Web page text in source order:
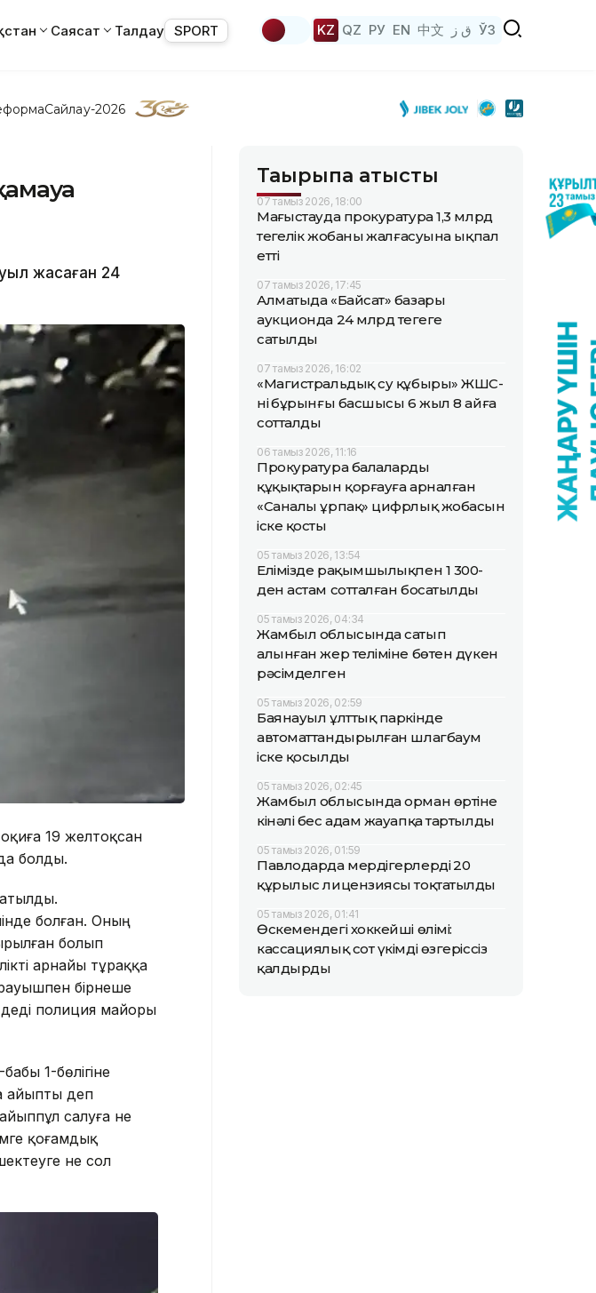
Саясат Талдау SPORT KZ QZ РУ EN 中文 ق ز ЎЗ
Сайлау-2026
жасаған 24
19 желтоқсан
болды.
болған. Оның
болып
арнайы тұраққа
бірнеше
полиция майоры
1-бөлігіне
айыпты деп
салуға не
қоғамдық
не сол
Тақырыпқа қатысты
07 тамыз 2026, 18:00
Маңғыстауда прокуратура 1,3 млрд
теңгелік жобаның жалғасуына ықпал
етті
07 тамыз 2026, 17:45
Алматыда «Байсат» базары
аукционда 24 млрд теңгеге
сатылды
07 тамыз 2026, 16:02
«Магистральдық су құбыры» ЖШС-
нің бұрынғы басшысы 6 жыл 8 айға
сотталды
06 тамыз 2026, 11:16
Прокуратура балалардың
құқықтарын қорғауға арналған
«Саналы ұрпақ» цифрлық жобасын
іске қосты
05 тамыз 2026, 13:54
Елімізде рақымшылықпен 1 300-
ден астам сотталған босатылды
05 тамыз 2026, 04:34
Жамбыл облысында сатып
алынған жер теліміне бөтен дүкен
рәсімделген
05 тамыз 2026, 02:59
Баянауыл ұлттық паркінде
автоматтандырылған шлагбаум
іске қосылды
05 тамыз 2026, 02:45
Жамбыл облысында орман өртіне
кінәлі бес адам жауапқа тартылды
05 тамыз 2026, 01:59
Павлодарда мердігерлердің 20
құрылыс лицензиясы тоқтатылды
05 тамыз 2026, 01:41
Өскемендегі хоккейші өлімі:
кассациялық сот үкімді өзгеріссіз
қалдырды